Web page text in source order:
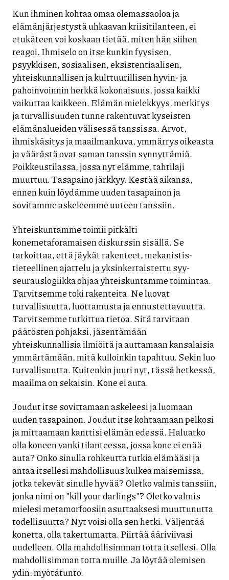
Kun ihminen kohtaa omaa olemassaoloa ja
elämänjärjestystä uhkaavan kriisitilanteen, ei
etukäteen voi koskaan tietää, miten hän siihen
reagoi. Ihmiselo on itse kunkin fyysisen,
psyykkisen, sosiaalisen, eksistentiaalisen,
yhteiskunnallisen ja kulttuurillisen hyvin- ja
pahoinvoinnin herkkä kokonaisuus, jossa kaikki
vaikuttaa kaikkeen. Elämän mielekkyys, merkitys
ja turvallisuuden tunne rakentuvat kyseisten
elämänalueiden välisessä tanssissa. Arvot,
ihmiskäsitys ja maailmankuva, ymmärrys oikeasta
ja väärästä ovat saman tanssin synnyttämiä.
Poikkeustilassa, jossa nyt elämme, tahtilaji
muuttuu. Tasapaino järkkyy. Kestää aikansa,
ennen kuin löydämme uuden tasapainon ja
sovitamme askeleemme uuteen tanssiin.
Yhteiskuntamme toimii pitkälti
konemetaforamaisen diskurssin sisällä. Se
tarkoittaa, että jäykät rakenteet, mekanistis-
tieteellinen ajattelu ja yksinkertaistettu syy-
seurauslogiikka ohjaa yhteiskuntamme toimintaa.
Tarvitsemme toki rakenteita. Ne luovat
turvallisuutta, luottamusta ja ennustettavuutta.
Tarvitsemme tutkittua tietoa. Sitä tarvitaan
päätösten pohjaksi, jäsentämään
yhteiskunnallisia ilmiöitä ja auttamaan kansalaisia
ymmärtämään, mitä kulloinkin tapahtuu. Sekin luo
turvallisuutta. Kuitenkin juuri nyt, tässä hetkessä,
maailma on sekaisin. Kone ei auta.
Joudut itse sovittamaan askeleesi ja luomaan
uuden tasapainon. Joudut itse kohtaamaan pelkosi
ja mittaamaan kanttisi elämän edessä. Haluatko
olla koneen vanki tilanteessa, jossa kone ei enää
auta? Onko sinulla rohkeutta tutkia elämääsi ja
antaa itsellesi mahdollisuus kulkea maisemissa,
jotka tekevät sinulle hyvää? Oletko valmis tanssiin,
jonka nimi on ”kill your darlings”? Oletko valmis
mielesi metamorfoosiin asuttaaksesi muuttunutta
todellisuutta? Nyt voisi olla sen hetki. Väljentää
konetta, olla takertumatta. Piirtää ääriviivasi
uudelleen. Olla mahdollisimman totta itsellesi. Olla
mahdollisimman totta muille. Ja löytää olemisen
ydin: myötätunto.